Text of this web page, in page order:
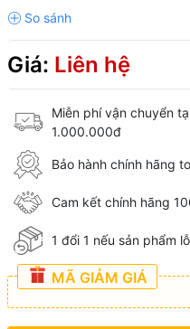
Giá: Liên hệ
Miễn phí vận chuyển
1.000.000đ
Bảo hành chính hãng
Cam kết chính hãng
1 đổi 1 nếu sản phẩm
MÃ GIẢM GIÁ